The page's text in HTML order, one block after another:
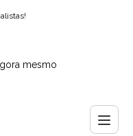
mesmo